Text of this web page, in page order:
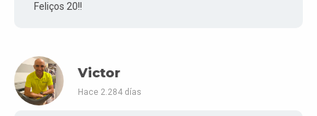
Feliços 20!!
Victor
Hace 2.284 días